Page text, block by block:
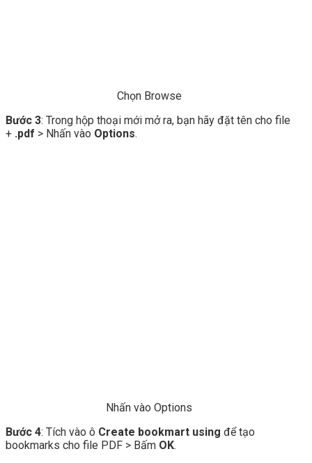
Chọn Browse
Bước 3: Trong hộp thoại mới mở ra, bạn hãy đặt tên cho file
+ .pdf > Nhấn vào Options.
Nhấn vào Options
Bước 4: Tích vào ô Create bookmart using để tạo
bookmarks cho file PDF > Bấm OK.